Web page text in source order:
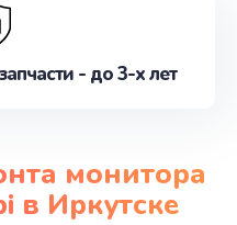
- до 3-х лет
монитора
в Иркутске